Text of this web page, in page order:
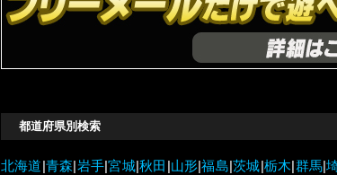
都道府県別検索
北海道 青森 岩手 |宮城| 秋田 山形 |福島 茨城 栃木 群馬 |